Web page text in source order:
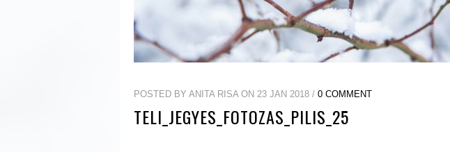
POSTED BY ANITA RISA ON 23 JAN 2018 / 0 COMMENT
TELI_JEGYES_FOTOZAS_PILIS_25